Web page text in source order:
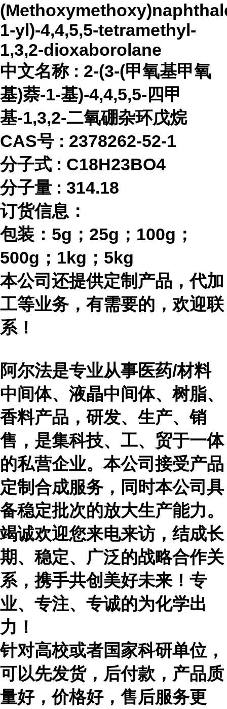
1-yl)-4,4,5,5-tetramethyl-
1,3,2-dioxaborolane
中文名称 : 2-(3-(甲氧基甲氧
基)萘-1-基)-4,4,5,5-四甲
基-1,3,2-二氧硼杂环戊烷
CAS号 : 2378262-52-1
分子式 : C18H23BO4
分子量 : 314.18
订货信息：
包装： 5g；25g；100g；
500g；1kg；5kg
本公司还提供定制产品，代加
工等业务，有需要的，欢迎联
系！
阿尔法是专业从事医药/材料
中间体、液晶中间体、树脂、
香料产品，研发、生产、销
售，是集科技、工、贸于一体
的私营企业。本公司接受产品
定制合成服务，同时本公司具
备稳定批次的放大生产能力。
竭诚欢迎您来电来访，结成长
期、稳定、广泛的战略合作关
系，携手共创美好未来！专
业、专注、专诚的为化学出
力！
针对高校或者国家科研单位，
可以先发货，后付款，产品质
量好，价格好，售后服务更